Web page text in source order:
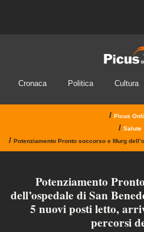
Cronaca Politica Cultura
/ Picus
/ Salute
/ Potenziamento Pronto soccorso e Murg dell’ospedale di San Benedetto: Dal
Potenziamento
dell’ospedale di San
5 nuovi posti letto,
percorsi